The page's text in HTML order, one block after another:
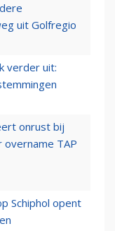
uit Golfregio
verder uit:
onrust bij
TAP
Schiphol opent